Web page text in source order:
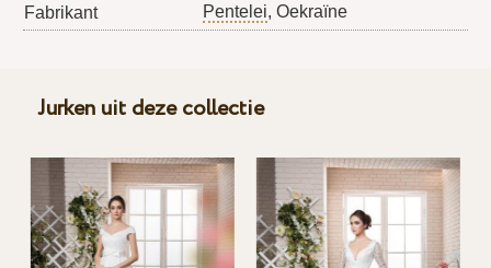
Fabrikant
Pentelei, Oekraïne
Jurken uit deze collectie